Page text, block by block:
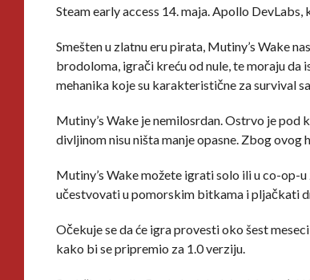
Steam early access 14. maja. Apollo
Smešten u zlatnu eru pirata, Mutiny’s Wake
brodoloma, igrači kreću od nule, te moraju da
mehanika koje su karakteristične za survival
Mutiny’s Wake je nemilosrdan. Ostrvo je pod
divljinom nisu ništa manje opasne. Zbog
Mutiny’s Wake možete igrati solo ili u co-op-
učestvovati u pomorskim bitkama i pljačkati
Očekuje se da će igra provesti oko šest
kako bi se pripremio za 1.0 verziju.